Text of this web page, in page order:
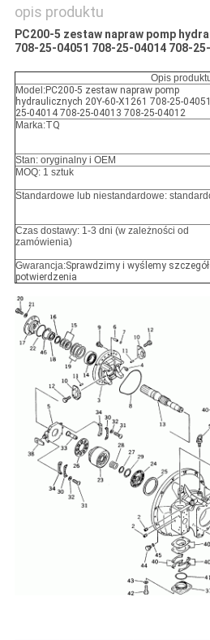
PRYWATNOŚCI
opis produktu
PC200-5 zestaw napraw pomp
708-25-04051 708-25-04014 708-
Opis
Model:PC200-5 zestaw napraw pomp
hydraulicznych 20Y-60-X1261 708-25-
25-04014 708-25-04013 708-25-04012
Marka:TQ
Stan: oryginalny i OEM
MOQ: 1 sztuk
Standardowe lub niestandardowe:
Czas dostawy: 1-3 dni (w zależności od
zamówienia)
Gwarancja:Sprawdzimy i wyślemy
potwierdzenia